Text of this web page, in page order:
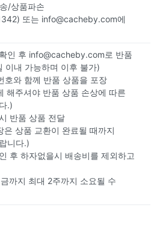
/상품파손
또는 info@cacheby.com에
인 후 info@cacheby.com로 반품
이내 가능하며 이후 불가)
호와 함께 반품 상품을 포장
해주셔야 반품 상품 손상에 따른
.)
반품 상품 전달
은 상품 교환이 완료될 때까지
니다.)
후 하자없을시 배송비를 제외하고
까지 최대 2주까지 소요될 수